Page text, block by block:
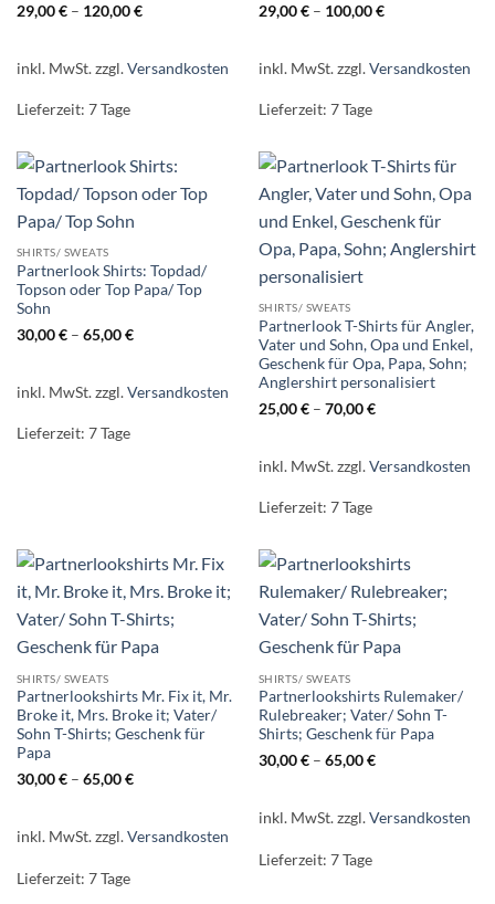
29,00€– 120,00€
inkl. MwSt.zzgl.Versandkosten
Lieferzeit: 7 Tage
29,00€– 100,00€
inkl. MwSt.zzgl.Versandkosten
Lieferzeit: 7 Tage
SHIRTS/ SWEATS
Partnerlook Shirts: Topdad/
Topson oder Top Papa/ Top
Sohn
30,00€– 65,00€
inkl. MwSt.zzgl.Versandkosten
Lieferzeit: 7 Tage
SHIRTS/ SWEATS
Partnerlook T-Shirts für Angler,
Vater und Sohn, Opa und Enkel,
Geschenk für Opa, Papa, Sohn;
Anglershirt personalisiert
25,00€– 70,00€
inkl. MwSt.zzgl.Versandkosten
Lieferzeit: 7 Tage
SHIRTS/ SWEATS
Partnerlookshirts Mr. Fix it, Mr.
Broke it, Mrs. Broke it; Vater/
Sohn T-Shirts; Geschenk für
Papa
30,00€– 65,00€
inkl. MwSt.zzgl.Versandkosten
Lieferzeit: 7 Tage
SHIRTS/ SWEATS
Partnerlookshirts Rulemaker/
Rulebreaker; Vater/ Sohn T-
Shirts; Geschenk für Papa
30,00€– 65,00€
inkl. MwSt.zzgl.Versandkosten
Lieferzeit: 7 Tage